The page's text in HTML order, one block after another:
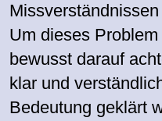
Um dieses
bewusst darauf
klar und
Bedeutung geklärt